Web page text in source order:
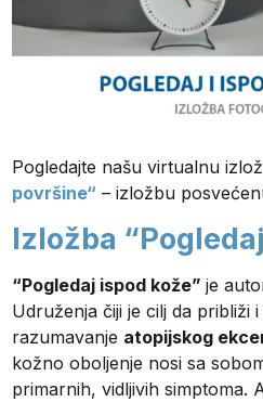
Pogledajte našu virtualnu
površine“ – izložbu
Izložba
“Pogledaj ispod kože”je
Udruženja čiji je cilj da približi
razumavanje atopijskog
kožno oboljenje nosi sa
primarnih, vidljivih simptoma.